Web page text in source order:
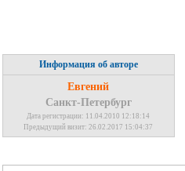
Информация об авторе
Евгений
Санкт-Петербург
Дата регистрации: 11.04.2010 12:18:14
Предыдущий визит: 26.02.2017 15:04:37